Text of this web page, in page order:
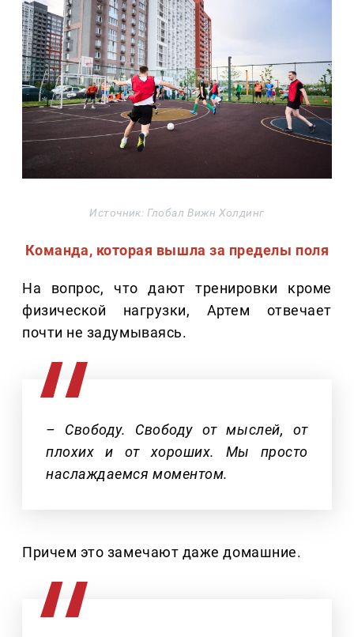
Источник: Глобал Вижн Холдинг
Команда, которая вышла за пределы поля
На вопрос, что дают тренировки кроме
физической нагрузки, Артем отвечает
почти не задумываясь.
– Свободу. Свободу от мыслей, от
плохих и от хороших. Мы просто
наслаждаемся моментом.
Причем это замечают даже домашние.